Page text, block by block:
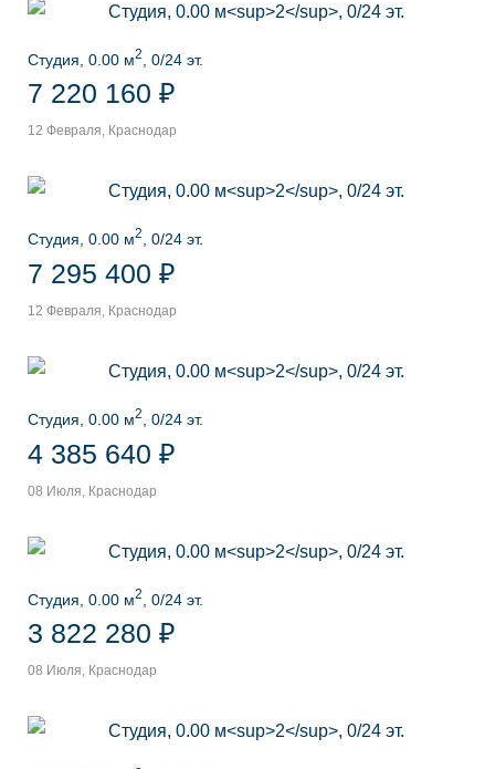
Студия, 0.00 м2 , 0/24 эт.
7 220 160 ₽
12 Февраля, Краснодар
Студия, 0.00 м2 , 0/24 эт.
7 295 400 ₽
12 Февраля, Краснодар
Студия, 0.00 м2 , 0/24 эт.
4 385 640 ₽
08 Июля, Краснодар
Студия, 0.00 м2 , 0/24 эт.
3 822 280 ₽
08 Июля, Краснодар